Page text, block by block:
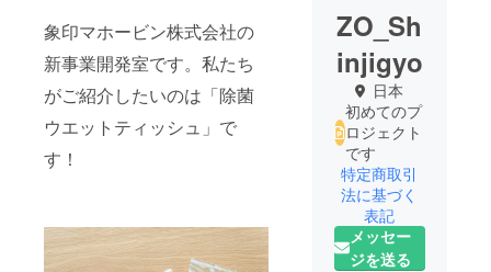
象印マホービン株式会社の
新事業開発室です。私たち
がご紹介したいのは「除菌
ウエットティッシュ」で
す！
ZO_Sh
injigyo
日本
初めてのプ
ロジェクト
です
特定商取引
法に基づく
表記
メッセー
ジを送る